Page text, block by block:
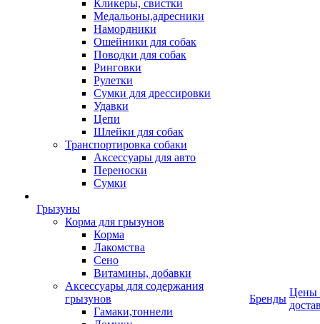
Кликеры, свистки
Медальоны,адресники
Намордники
Ошейники для собак
Поводки для собак
Ринговки
Рулетки
Сумки для дрессировки
Удавки
Цепи
Шлейки для собак
Транспортировка собаки
Аксессуары для авто
Переноски
Сумки
Грызуны
Корма для грызунов
Корма
Лакомства
Сено
Витамины, добавки
Аксессуары для содержания
грызунов
Гамаки,тоннели
Бренды
Цены